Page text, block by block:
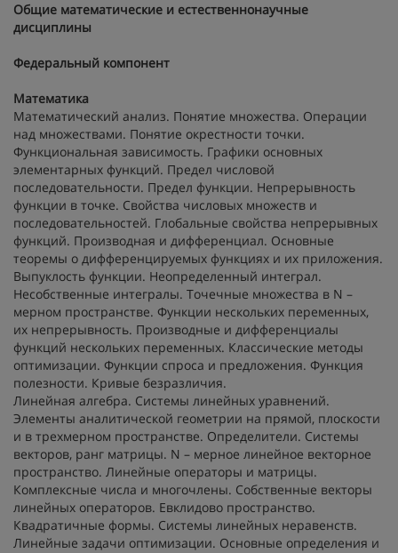
Общие математические и естественнонаучные
дисциплины
Федеральный компонент
Математика
Математический анализ. Понятие множества. Операции
над множествами. Понятие окрестности точки.
Функциональная зависимость. Графики основных
элементарных функций. Предел числовой
последовательности. Предел функции. Непрерывность
функции в точке. Свойства числовых множеств и
последовательностей. Глобальные свойства непрерывных
функций. Производная и дифференциал. Основные
теоремы о дифференцируемых функциях и их приложения.
Выпуклость функции. Неопределенный интеграл.
Несобственные интегралы. Точечные множества в N –
мерном пространстве. Функции нескольких переменных,
их непрерывность. Производные и дифференциалы
функций нескольких переменных. Классические методы
оптимизации. Функции спроса и предложения. Функция
полезности. Кривые безразличия.
Линейная алгебра. Системы линейных уравнений.
Элементы аналитической геометрии на прямой, плоскости
и в трехмерном пространстве. Определители. Системы
векторов, ранг матрицы. N – мерное линейное векторное
пространство. Линейные операторы и матрицы.
Комплексные числа и многочлены. Собственные векторы
линейных операторов. Евклидово пространство.
Квадратичные формы. Системы линейных неравенств.
Линейные задачи оптимизации. Основные определения и